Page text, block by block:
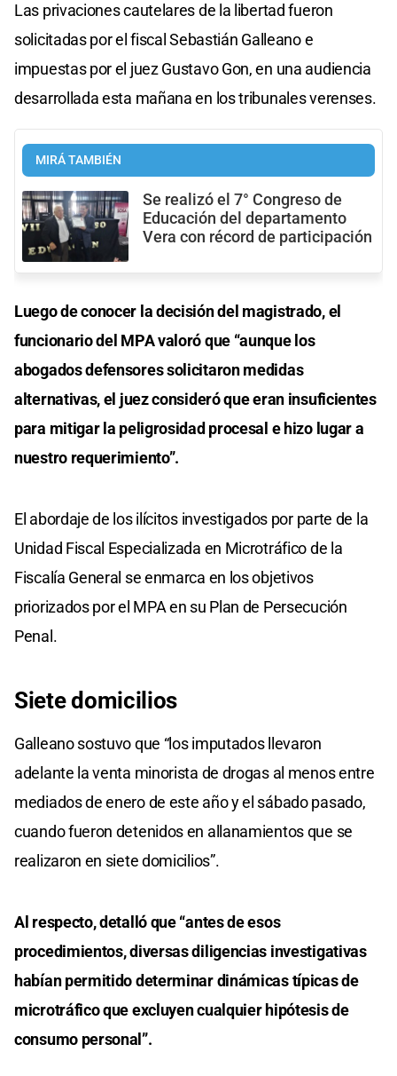
Las privaciones cautelares de la libertad fueron
solicitadas por el fiscal Sebastián Galleano e
impuestas por el juez Gustavo Gon, en una audiencia
desarrollada esta mañana en los tribunales verenses.
MIRÁ TAMBIÉN
Se realizó el 7° Congreso de
Educación del departamento
Vera con récord de participación
Luego de conocer la decisión del magistrado, el
funcionario del MPA valoró que “aunque los
abogados defensores solicitaron medidas
alternativas, el juez consideró que eran insuficientes
para mitigar la peligrosidad procesal e hizo lugar a
nuestro requerimiento”.
El abordaje de los ilícitos investigados por parte de la
Unidad Fiscal Especializada en Microtráfico de la
Fiscalía General se enmarca en los objetivos
priorizados por el MPA en su Plan de Persecución
Penal.
Siete domicilios
Galleano sostuvo que “los imputados llevaron
adelante la venta minorista de drogas al menos entre
mediados de enero de este año y el sábado pasado,
cuando fueron detenidos en allanamientos que se
realizaron en siete domicilios”.
Al respecto, detalló que “antes de esos
procedimientos, diversas diligencias investigativas
habían permitido determinar dinámicas típicas de
microtráfico que excluyen cualquier hipótesis de
consumo personal”.